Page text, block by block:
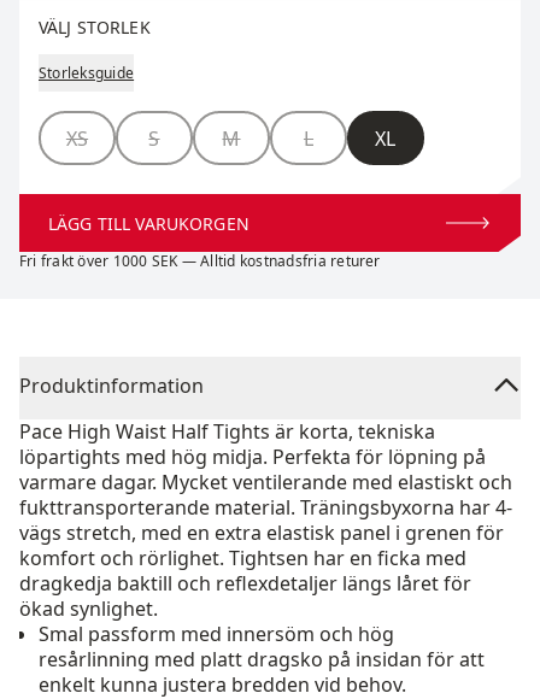
Välj storlek
VÄLJ STORLEK
Storleksguide
Storlek
XS S M L XL
LÄGG TILL VARUKORGEN
Fri frakt över 1000 SEK — Alltid kostnadsfria returer
Produktinformation
Pace High Waist Half Tights är korta, tekniska
löpartights med hög midja. Perfekta för löpning på
varmare dagar. Mycket ventilerande med elastiskt och
fukttransporterande material. Träningsbyxorna har 4-
vägs stretch, med en extra elastisk panel i grenen för
komfort och rörlighet. Tightsen har en ficka med
dragkedja baktill och reflexdetaljer längs låret för
ökad synlighet.
Smal passform med innersöm och hög
resårlinning med platt dragsko på insidan för att
enkelt kunna justera bredden vid behov.